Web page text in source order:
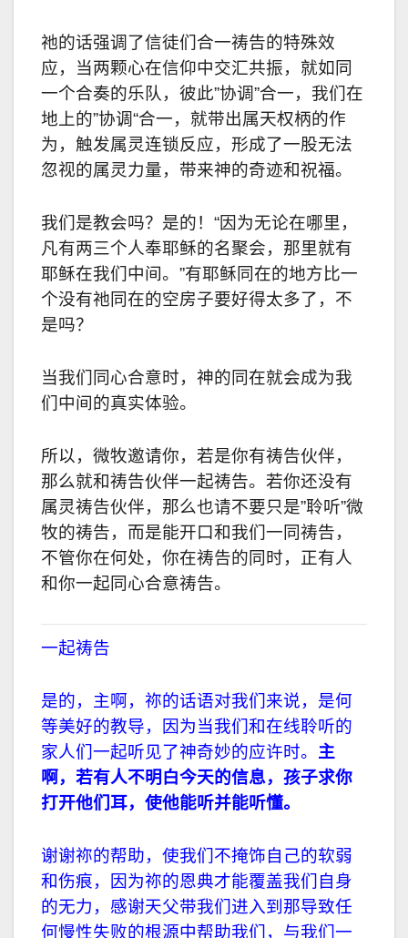
祂的话强调了信徒们合一祷告的特殊效
应，当两颗心在信仰中交汇共振，就如同
一个合奏的乐队，彼此”协调”合一，我们在
地上的”协调“合一，就带出属天权柄的作
为，触发属灵连锁反应，形成了一股无法
忽视的属灵力量，带来神的奇迹和祝福。
我们是教会吗？是的！ “因为无论在哪里，
凡有两三个人奉耶稣的名聚会，那里就有
耶稣在我们中间。 ”有耶稣同在的地方比一
个没有祂同在的空房子要好得太多了，不
是吗？
当我们同心合意时，神的同在就会成为我
们中间的真实体验。
所以，微牧邀请你，若是你有祷告伙伴，
那么就和祷告伙伴一起祷告。若你还没有
属灵祷告伙伴，那么也请不要只是”聆听”微
牧的祷告，而是能开口和我们一同祷告，
不管你在何处，你在祷告的同时，正有人
和你一起同心合意祷告。
一起祷告
是的，主啊，祢的话语对我们来说，是何
等美好的教导，因为当我们和在线聆听的
家人们一起听见了神奇妙的应许时。 主
啊，若有人不明白今天的信息，孩子求你
打开他们耳，使他能听并能听懂。
谢谢祢的帮助，使我们不掩饰自己的软弱
和伤痕，因为祢的恩典才能覆盖我们自身
的无力，感谢天父带我们进入到那导致任
何慢性失败的根源中帮助我们，与我们一